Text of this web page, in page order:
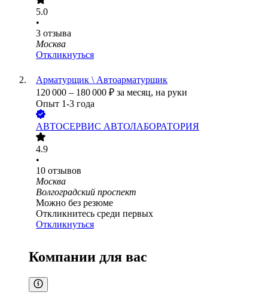
5.0
•
3 отзыва
Москва
Откликнуться
Арматурщик \ Автоарматурщик
120 000 – 180 000 ₽ за месяц, на руки
Опыт 1-3 года
АВТОСЕРВИС АВТОЛАБОРАТОРИЯ
4.9
•
10 отзывов
Москва
Волгоградский проспект
Можно без резюме
Откликнитесь среди первых
Откликнуться
Компании для вас